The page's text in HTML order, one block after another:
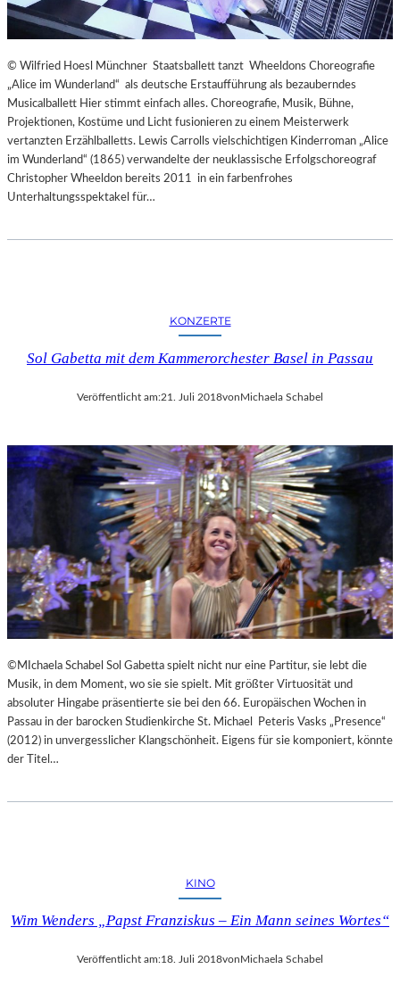
© Wilfried Hoesl Münchner Staatsballett tanzt Wheeldons Choreografie
„Alice im Wunderland“ als deutsche Erstaufführung als bezauberndes
Musicalballett Hier stimmt einfach alles. Choreografie, Musik, Bühne,
Projektionen, Kostüme und Licht fusionieren zu einem Meisterwerk
vertanzten Erzählballetts. Lewis Carrolls vielschichtigen Kinderroman „Alice
im Wunderland“ (1865) verwandelte der neuklassische Erfolgschoreograf
Christopher Wheeldon bereits 2011 in ein farbenfrohes
Unterhaltungsspektakel für…
KONZERTE
Sol Gabetta mit dem Kammerorchester Basel in Passau
Veröffentlicht am:21. Juli 2018vonMichaela Schabel
©MIchaela Schabel Sol Gabetta spielt nicht nur eine Partitur, sie lebt die
Musik, in dem Moment, wo sie sie spielt. Mit größter Virtuosität und
absoluter Hingabe präsentierte sie bei den 66. Europäischen Wochen in
Passau in der barocken Studienkirche St. Michael Peteris Vasks „Presence“
(2012) in unvergesslicher Klangschönheit. Eigens für sie komponiert, könnte
der Titel…
KINO
Wim Wenders „Papst Franziskus – Ein Mann seines Wortes“
Veröffentlicht am:18. Juli 2018von Michaela Schabel